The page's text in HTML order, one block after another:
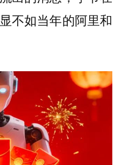
不如当年的阿里和